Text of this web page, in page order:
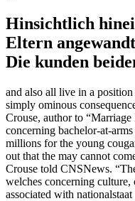
Hinsichtlich
Eltern
Die kunden
and also all live in a
simply ominous
Crouse, author to
concerning bachelor-at-
millions for the young
out that the may cannot
Crouse told CNSNews.
welches concerning culture,
associated with